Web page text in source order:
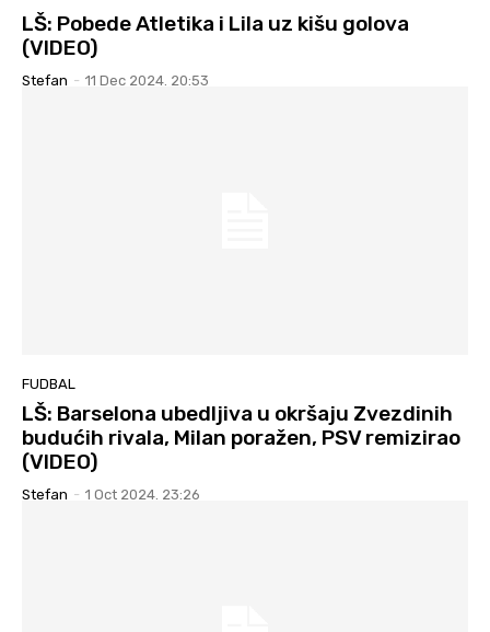
LŠ: Pobede Atletika i Lila uz kišu golova
(VIDEO)
Stefan - 11 Dec 2024. 20:53
FUDBAL
LŠ: Barselona ubedljiva u okršaju Zvezdinih
budućih rivala, Milan poražen, PSV remizirao
(VIDEO)
Stefan - 1 Oct 2024. 23:26